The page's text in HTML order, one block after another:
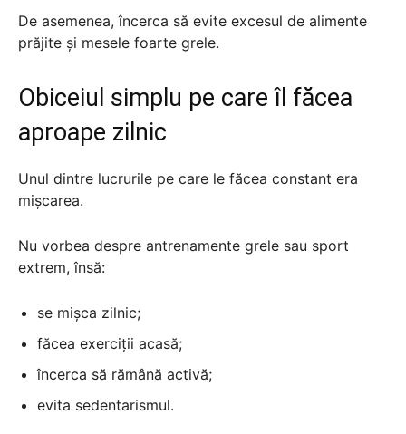
De asemenea, încerca să evite excesul de alimente
prăjite și mesele foarte grele.
Obiceiul simplu pe care îl făcea
aproape zilnic
Unul dintre lucrurile pe care le făcea constant era
mișcarea.
Nu vorbea despre antrenamente grele sau sport
extrem, însă:
se mișca zilnic;
făcea exerciții acasă;
încerca să rămână activă;
evita sedentarismul.